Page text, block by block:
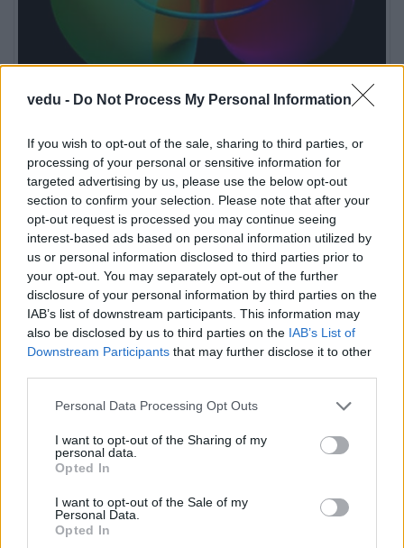
vedu - Do Not Process My Personal Information
If you wish to opt-out of the sale, sharing to third parties, or
processing of your personal or sensitive information for
targeted advertising by us, please use the below opt-out
section to confirm your selection. Please note that after your
opt-out request is processed you may continue seeing
interest-based ads based on personal information utilized by
us or personal information disclosed to third parties prior to
your opt-out. You may separately opt-out of the further
disclosure of your personal information by third parties on the
IAB’s list of downstream participants. This information may
also be disclosed by us to third parties on the IAB’s List of
Downstream Participants that may further disclose it to other
Personal Data Processing Opt Outs
I want to opt-out of the Sharing of my
personal data.
Opted In
I want to opt-out of the Sale of my
Personal Data.
Opted In
Καταστάσεις της ύλης
Εθνικό και Καποδιστριακό
Πανεπιστήμιο Αθηνών
Τμήμα Φυσικής
Έτος: 2015
Διδάσκων: Κωνσταντίνος Σιμσερίδης
Περιγραφή Μαθήματος
υποχρεωτικού μαθήματος "Καταστάσεις και
Ιδιότητες της Ύλης" του Τμήματος Φυσικής της
Καποδιστριακού Πανεπιστημίου Αθηνών (ΕΚΠΑ), για
την ακρίβεια αφορά το ήμισυ του μαθήματος με